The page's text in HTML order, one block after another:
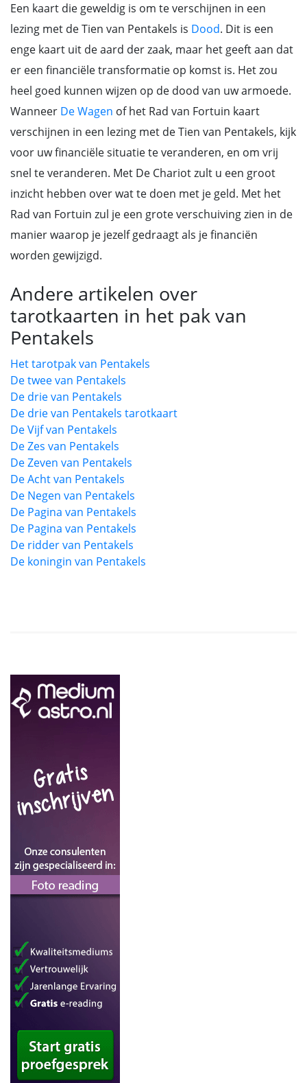
Een kaart die geweldig is om te verschijnen in een
lezing met de Tien van Pentakels is Dood. Dit is een
enge kaart uit de aard der zaak, maar het geeft aan dat
er een financiële transformatie op komst is. Het zou
heel goed kunnen wijzen op de dood van uw armoede.
Wanneer De Wagen of het Rad van Fortuin kaart
verschijnen in een lezing met de Tien van Pentakels, kijk
voor uw financiële situatie te veranderen, en om vrij
snel te veranderen. Met De Chariot zult u een groot
inzicht hebben over wat te doen met je geld. Met het
Rad van Fortuin zul je een grote verschuiving zien in de
manier waarop je jezelf gedraagt als je financiën
worden gewijzigd.
Andere artikelen over
tarotkaarten in het pak van
Pentakels
Het tarotpak van Pentakels
De twee van Pentakels
De drie van Pentakels
De drie van Pentakels tarotkaart
De Vijf van Pentakels
De Zes van Pentakels
De Zeven van Pentakels
De Acht van Pentakels
De Negen van Pentakels
De Pagina van Pentakels
De Pagina van Pentakels
De ridder van Pentakels
De koningin van Pentakels